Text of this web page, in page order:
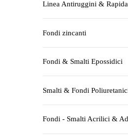
Linea Antiruggini & Rapida
Fondi zincanti
Fondi & Smalti Epossidici
Smalti & Fondi
Fondi - Smalti Acrilici &